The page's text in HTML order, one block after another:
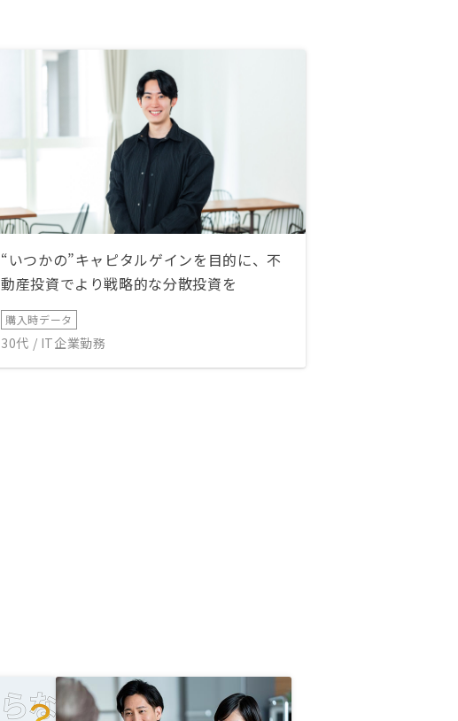
“いつかの”キャピタルゲインを目的に、不
動産投資でより戦略的な分散投資を
購入時データ
30代 / IT企業勤務